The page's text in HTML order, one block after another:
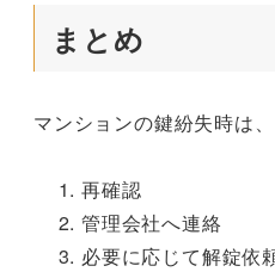
まとめ
マンションの鍵紛失時は、
再確認
管理会社へ連絡
必要に応じて解錠依